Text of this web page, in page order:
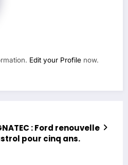
Edit your Profile now.
: Ford renouvelle
pour cinq ans.